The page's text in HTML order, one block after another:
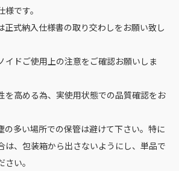
です。
正式納入仕様書の取り交わしをお願い致し
イドご使用上の注意をご確認お願いしま
を高める為、実使用状態での品質確認をお
の多い場所での保管は避けて下さい。特に
は、包装箱から出さないようにし、単品で
い。